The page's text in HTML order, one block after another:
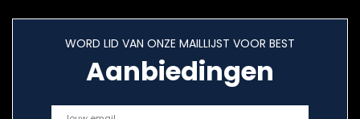
WORD LID VAN ONZE MAILLIJST VOOR BEST
Aanbiedingen